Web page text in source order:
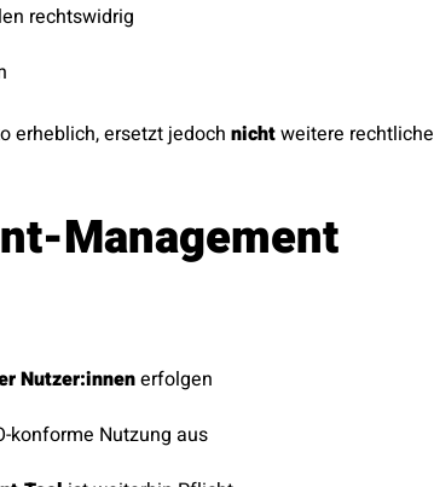
rechtswidrig
erheblich, ersetzt jedoch nichtweitere rechtliche
Management
Nutzer:innenerfolgen
konforme Nutzung aus